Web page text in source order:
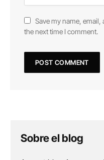
Save my name,
the next time I comment.
Sobre el blog